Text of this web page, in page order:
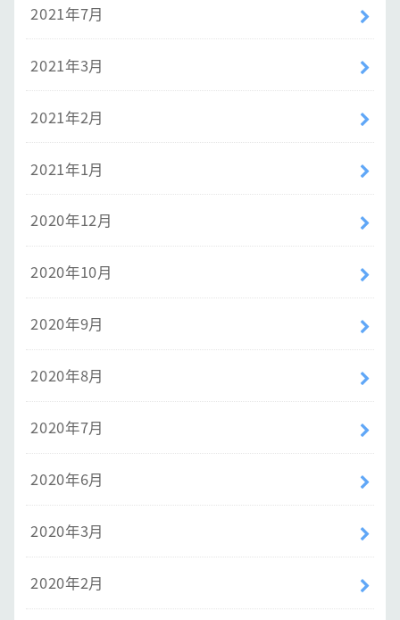
2021年7月
2021年3月
2021年2月
2021年1月
2020年12月
2020年10月
2020年9月
2020年8月
2020年7月
2020年6月
2020年3月
2020年2月